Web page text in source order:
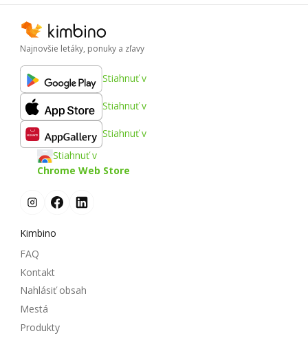
Najnovšie letáky, ponuky a zľavy
Stiahnuť v
Stiahnuť v
Stiahnuť v
Stiahnuť v
Chrome Web Store
Kimbino
FAQ
Kontakt
Nahlásiť obsah
Mestá
Produkty